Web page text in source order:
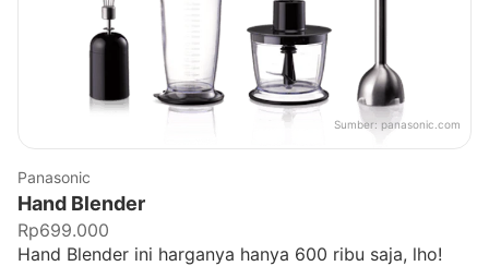
Sumber: panasonic.com
Panasonic
Hand Blender
Rp699.000
Hand Blender ini harganya hanya 600 ribu saja, lho!